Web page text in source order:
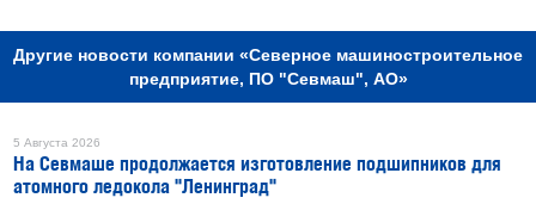
Другие новости компании «Северное машиностроительное
предприятие, ПО "Севмаш", АО»
5 Августа 2026
На Севмаше продолжается изготовление подшипников для
атомного ледокола "Ленинград"